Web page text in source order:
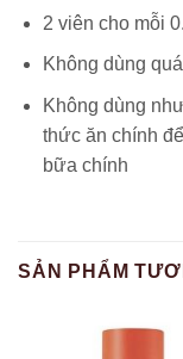
2 viên cho mỗi
Không dùng
Không dùng
thức ăn chính
bữa chính
SẢN PHẨM